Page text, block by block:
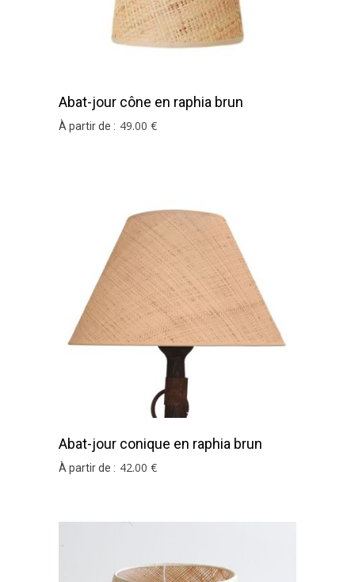
Abat-jour cône en raphia brun
À partir de : 49.00 €
Abat-jour conique en raphia brun
À partir de : 42.00 €